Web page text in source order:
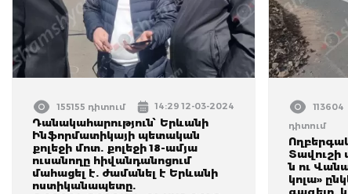
155155 դիտում 14:29 12-03-2024
Դանակահարություն՝ Երևանի
Ինֆորմատիկայի պետական
քոլեջի մոտ. քոլեջի 18-ամյա
ուսանողը հիվանդանոցում
մահացել է. ժամանել է Երևանի
ոստիկանապետը.
113604
դիտում
Տավուշի
ն ու
կոլա»